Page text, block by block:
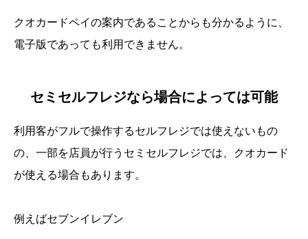
クオカードペイの案内であることからも分かるように、
電子版であっても利用できません。
セミセルフレジなら場合によっては可能
利用客がフルで操作するセルフレジでは使えないもの
の、一部を店員が行うセミセルフレジでは、クオカード
が使える場合もあります。
例えばセブンイレブン